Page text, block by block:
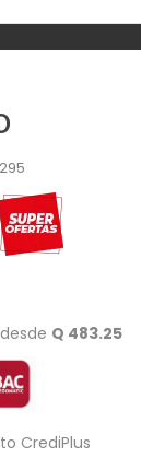
Q 483.25
CrediPlus